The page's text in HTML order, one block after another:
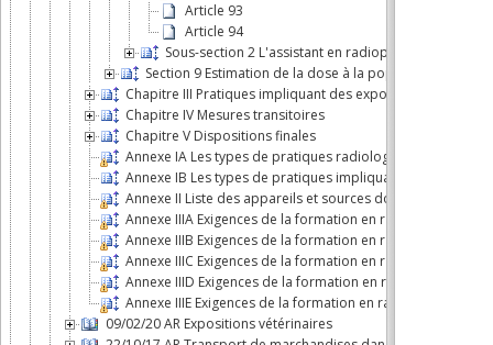
Article 93
Article 94
Sous-section 2 L'assistant en radiophysique
Section 9 Estimation de la dose à la population
Chapitre III Pratiques impliquant des expositions à des
Chapitre IV Mesures transitoires
Chapitre V Dispositions finales
Annexe IA Les types de pratiques radiologiques
Annexe IB Les types de pratiques impliquant une
Annexe II Liste des appareils et sources dont l'utilisation
Annexe IIIA Exigences de la formation en
Annexe IIIB Exigences de la formation en
Annexe IIIC Exigences de la formation en
Annexe IIID Exigences de la formation en
Annexe IIIE Exigences de la formation en
09/02/20 AR Expositions vétérinaires